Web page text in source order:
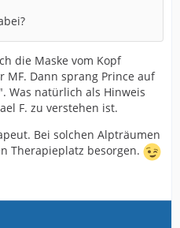
die Maske vom Kopf
MF. Dann sprang Prince auf
Was natürlich als Hinweis
F. zu verstehen ist.
Bei solchen Alpträumen
Therapieplatz besorgen.